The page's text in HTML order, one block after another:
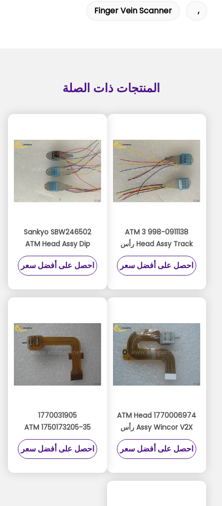
,
Finger Vein Scanner
المنتجات ذات الصلة
998-0911138 3 ATM
Head Assy Track رأس
قراءة لقارئ DIP CH 1،2،3
قراءة 9980911138
احصل على أفضل سعر
Sankyo SBW246502
ATM Head Assy Dip
القراء TK 1،2،3 قراءة ICM
330 رأس مغناطيسي
احصل على أفضل سعر
1770006974 ATM Head
Assy Wincor V2X رأس
مغناطيسي للقراءة
49997854 4999785-4
احصل على أفضل سعر
1770031905
1750173205-35 ATM
Head Assy Wincor
V2CU قراءة مغناطيسية
احصل على أفضل سعر